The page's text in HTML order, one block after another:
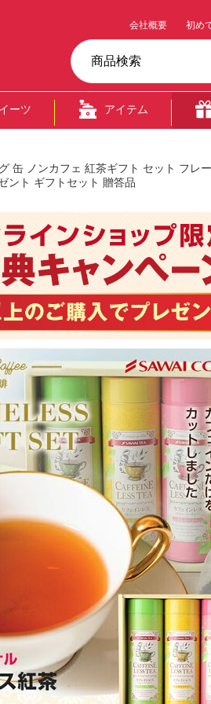
会社概要 初め
ーツ アイテム
缶 ノンカフェ 紅茶ギフト セット フレ
ント ギフトセット 贈答品